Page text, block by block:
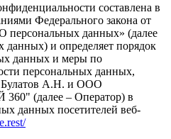
составлена в
Федерального закона от
персональных данных» (далее
данных) и определяет порядок
данных и меры по
персональных данных,
А.Н. и ООО
(далее – Оператор) в
данных посетителей веб-